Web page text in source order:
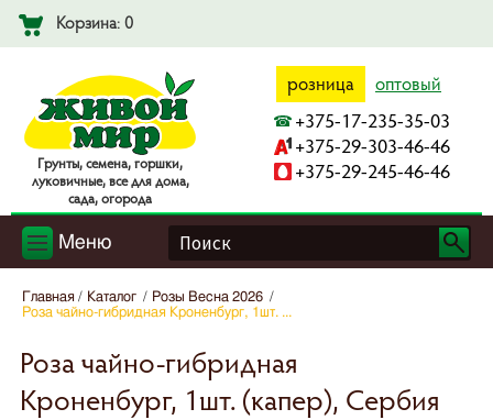
Корзина: 0
Гpyнты, ceмeнa, гopшки,
лyкoвичныe, вce для дoмa,
caдa, oгopoдa
розница оптовый
+375-17-235-35-03
+375-29-303-46-46
+375-29-245-46-46
Меню
Главная Каталог
Розы Весна 2026
Роза чайно-гибридная Кроненбург, 1шт. ...
Роза чайно-гибридная
Кроненбург, 1шт. (капер), Сербия